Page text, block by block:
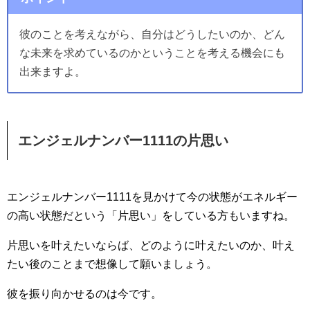
彼のことを考えながら、自分はどうしたいのか、どん
な未来を求めているのかということを考える機会にも
出来ますよ。
エンジェルナンバー1111の片思い
エンジェルナンバー1111を見かけて今の状態がエネルギー
の高い状態だという「片思い」をしている方もいますね。
片思いを叶えたいならば、どのように叶えたいのか、叶え
たい後のことまで想像して願いましょう。
彼を振り向かせるのは今です。